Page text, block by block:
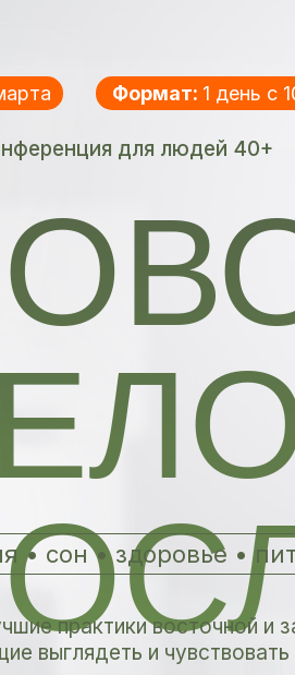
для людей 40+
Формат: 1 день с
• сон • здоровье •
практики восточной и
выглядеть и чувствовать